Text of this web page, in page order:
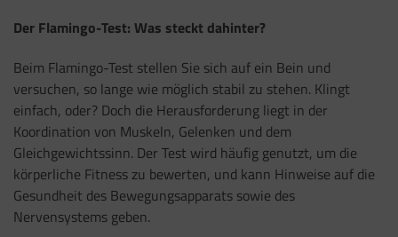
Der Flamingo-Test: Was steckt dahinter?
Beim Flamingo-Test stellen Sie sich auf ein Bein und
versuchen, so lange wie möglich stabil zu stehen. Klingt
einfach, oder? Doch die Herausforderung liegt in der
Koordination von Muskeln, Gelenken und dem
Gleichgewichtssinn. Der Test wird häufig genutzt, um die
körperliche Fitness zu bewerten, und kann Hinweise auf die
Gesundheit des Bewegungsapparats sowie des
Nervensystems geben.